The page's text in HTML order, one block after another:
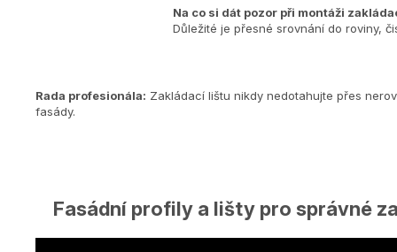
Na co si dát pozor při montáži
Důležité je přesné srovnání do roviny,
Rada profesionála: Zakládací lištu nikdy nedotahujte přes
fasády.
Fasádní profily a lišty pro správné